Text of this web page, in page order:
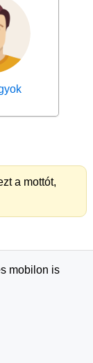
a mottót,
mobilon is